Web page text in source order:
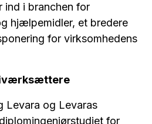
ind i branchen for
hjælpemidler, et bredere
for virksomhedens
iværksættere
Levara og Levaras
for